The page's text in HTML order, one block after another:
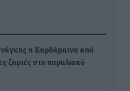
η Καρδάμαινα από
ζημιές στο παραλιακό